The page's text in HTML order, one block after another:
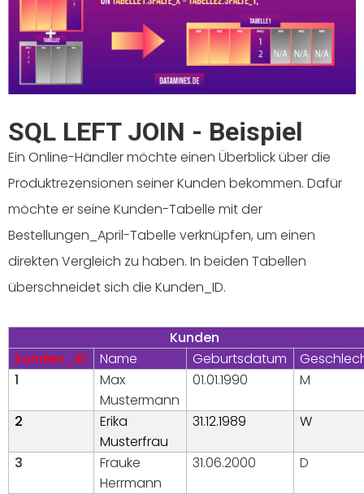
SQL LEFT JOIN - Beispiel
Ein Online-Händler möchte einen Überblick über die
Produktrezensionen seiner Kunden bekommen. Dafür
möchte er seine Kunden-Tabelle mit der
Bestellungen_April-Tabelle verknüpfen, um einen
direkten Vergleich zu haben. In beiden Tabellen
überschneidet sich die Kunden_ID.
Kunden
Kunden_ID
Name Geburtsdatum
1
Max
Mustermann
01.01.1990 M
2
Erika
Musterfrau
31.12.1989 W
3
Frauke
Herrmann
31.06.2000 D